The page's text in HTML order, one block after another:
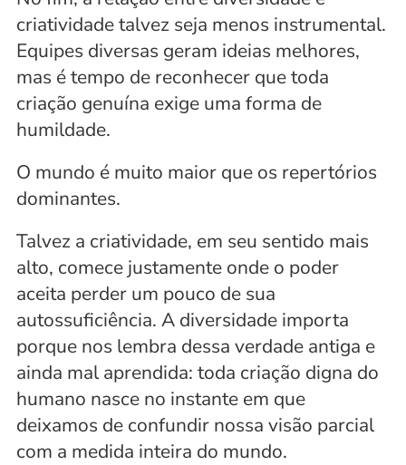
criatividade talvez seja menos instrumental.
Equipes diversas geram ideias melhores,
mas é tempo de reconhecer que toda
criação genuína exige uma forma de
humildade.
O mundo é muito maior que os repertórios
dominantes.
Talvez a criatividade, em seu sentido mais
alto, comece justamente onde o poder
aceita perder um pouco de sua
autossuficiência. A diversidade importa
porque nos lembra dessa verdade antiga e
ainda mal aprendida: toda criação digna do
humano nasce no instante em que
deixamos de confundir nossa visão parcial
com a medida inteira do mundo.